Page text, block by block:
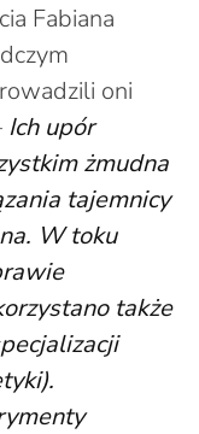
Fabiana
oni
Ich upór
żmudna
tajemnicy
W toku
także